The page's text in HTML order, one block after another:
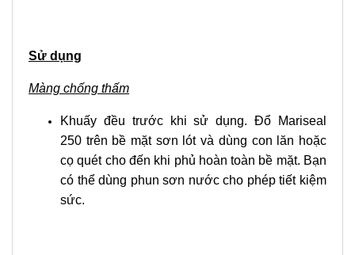
Sử dụng
Màng chống thấm
Khuấy đều trước khi sử dụng. Đổ Mariseal
250 trên bề mặt sơn lót và dùng con lăn hoặc
cọ quét cho đến khi phủ hoàn toàn bề mặt. Bạn
có thể dùng phun sơn nước cho phép tiết kiệm
sức.